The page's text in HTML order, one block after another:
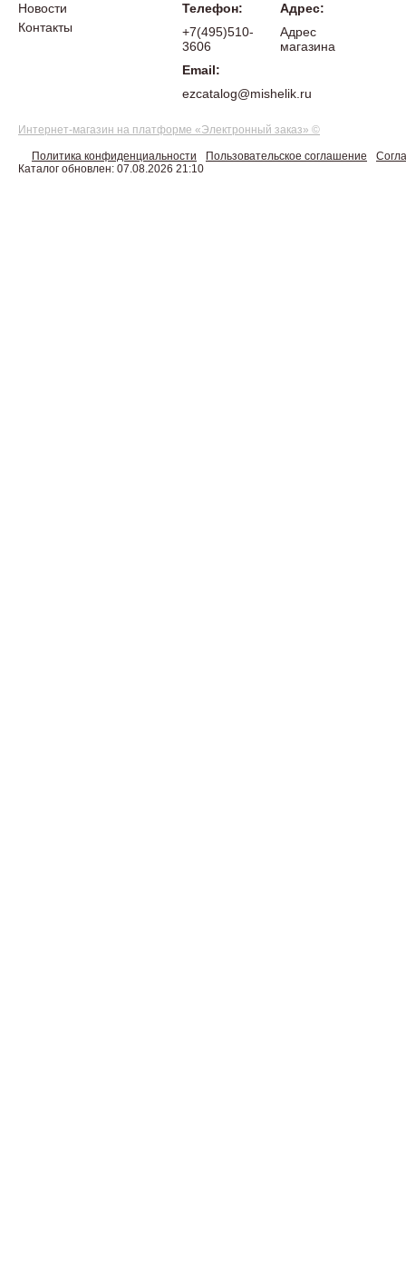
Новости
Контакты
Телефон:
+7(495)510-
3606
Email:
ezcatalog@mishelik.ru
Адрес:
Адрес
магазина
Интернет-магазин на платформе «Электронный заказ» ©
Политика конфиденциальности Пользовательское соглашение
Каталог обновлен: 07.08.2026 21:10